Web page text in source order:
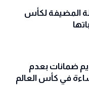
المضيفة لكأس
ضمانات بعدم
في كأس العالم